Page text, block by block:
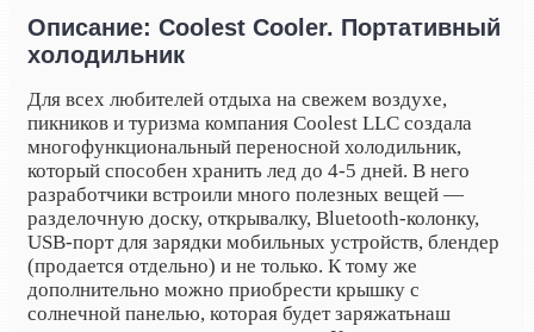
Описание: Coolest Cooler. Портативный
холодильник
Для всех любителей отдыха на свежем воздухе,
пикников и туризма компания Coolest LLC создала
многофункциональный переносной холодильник,
который способен хранить лед до 4-5 дней. В него
разработчики встроили много полезных вещей —
разделочную доску, открывалку, Bluetooth-колонку,
USB-порт для зарядки мобильных устройств, блендер
(продается отдельно) и не только. К тому же
дополнительно можно приобрести крышку с
солнечной панелью, которая будетзаряжатьнаш